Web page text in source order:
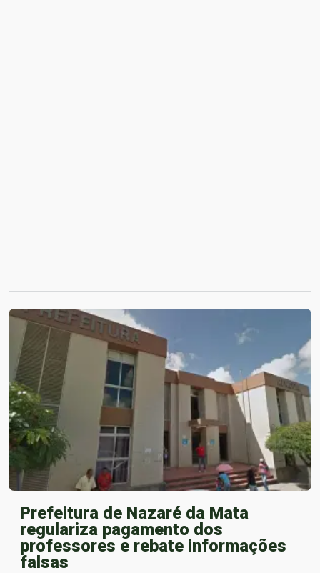
Prefeitura de Nazaré da Mata
regulariza pagamento dos
professores e rebate informações
falsas